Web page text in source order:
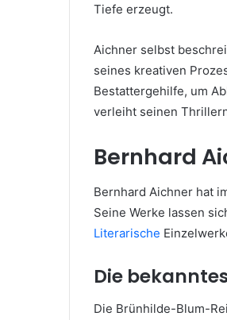
Tiefe erzeugt.
Aichner selbst
seines kreativen
Bestattergehilfe, um
verleiht seinen
Bernhard
Bernhard Aichner hat
Seine Werke lassen
Literarische
Die
Die Brünhilde-Blum-